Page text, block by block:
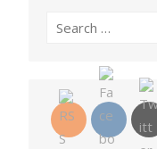
Search